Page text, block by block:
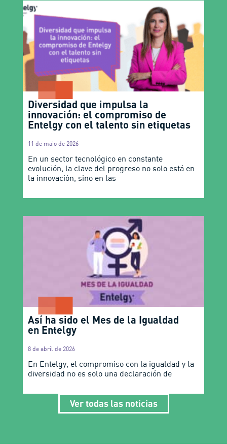
Diversidad que impulsa la
innovación: el compromiso de
Entelgy con el talento sin etiquetas
11 de maio de 2026
En un sector tecnológico en constante
evolución, la clave del progreso no solo está en
la innovación, sino en las
Así ha sido el Mes de la Igualdad
en Entelgy
8 de abril de 2026
En Entelgy, el compromiso con la igualdad y la
diversidad no es solo una declaración de
Ver todas las noticias